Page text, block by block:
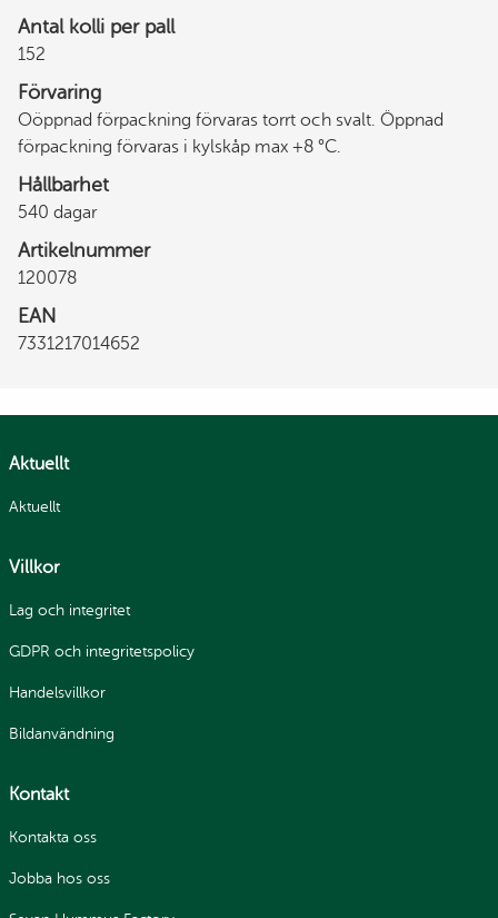
Antal kolli per pall
152
Förvaring
Oöppnad förpackning förvaras torrt och svalt. Öppnad
förpackning förvaras i kylskåp max +8 °C.
Hållbarhet
540 dagar
Artikelnummer
120078
EAN
7331217014652
Aktuellt
Aktuellt
Villkor
Lag och integritet
GDPR och integritetspolicy
Handelsvillkor
Bildanvändning
Kontakt
Kontakta oss
Jobba hos oss